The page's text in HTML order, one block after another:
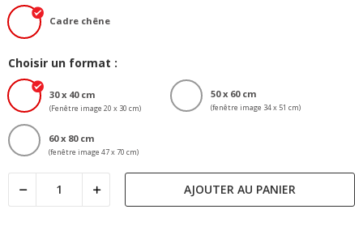
Cadre chêne
Choisir un format :
30 x 40 cm
(Fenêtre image 20 x 30 cm)
50 x 60 cm
(fenêtre image 34 x 51 cm)
60 x 80 cm
(fenêtre image 47 x 70 cm)
AJOUTER AU PANIER